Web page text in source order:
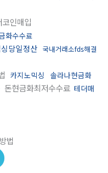
코인매입
화수수료
당일정산 국내거래소fds해결
카지노믹싱
솔라나현금화
돈현금화최저수수료 테더매
법